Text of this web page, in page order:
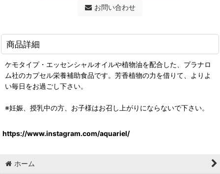
お問い合わせ
商品詳細
ケモタイプ・エッセンシャルオイルや植物油を配合した、プラナロ
ム社のカプセル栄養補助食品です。芳香植物の力を借りて、よりよ
い毎日をお過ごし下さい。
※妊娠、授乳中の方、お子様はお召し上がりにならないで下さい。
https://www.instagram.com/aquariel/
ホーム